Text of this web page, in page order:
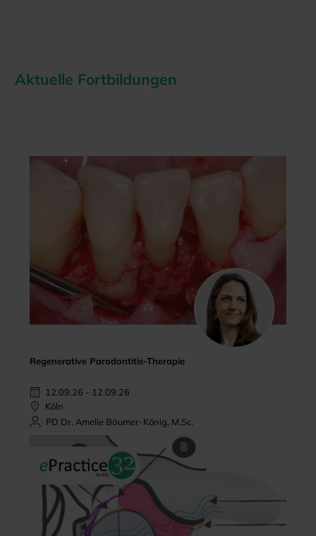
Aktuelle Fortbildungen
Regenerative Parodontitis-Therapie
12.09.26 - 12.09.26
Köln
PD Dr. Amelie Bäumer-König, M.Sc.